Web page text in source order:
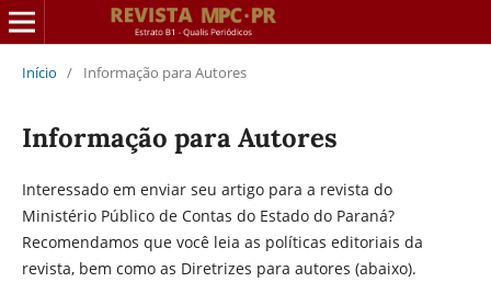
Início / Informação para Autores
Informação para Autores
Interessado em enviar seu artigo para a revista do
Ministério Público de Contas do Estado do Paraná?
Recomendamos que você leia as políticas editoriais da
revista, bem como as Diretrizes para autores (abaixo).